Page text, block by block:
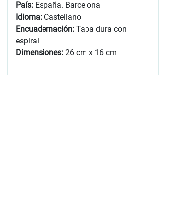
País: España. Barcelona
Idioma: Castellano
Encuadernación: Tapa dura con
espiral
Dimensiones: 26 cm x 16 cm